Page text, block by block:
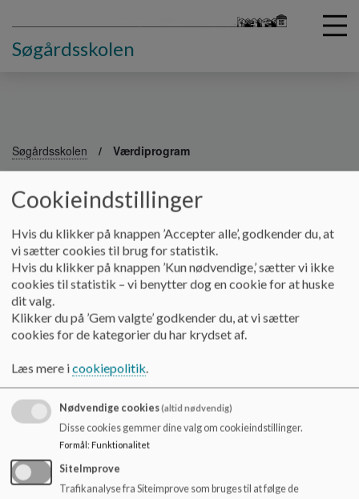
Søgårdsskolen
Søgårdsskolen Værdiprogram
Værdiprogram
Søgårdsskolens værdiprogram
Skolens værdiprogram bygger på fællesskab, respekt,
selvværd, trivsel, motivation og tryghed
Cookieindstillinger
Hvis du klikker på knappen ’Accepter alle’, godkender du, at
vi sætter cookies til brug for statistik.
Hvis du klikker på knappen ’Kun nødvendige,’ sætter vi ikke
cookies til statistik – vi benytter dog en cookie for at huske
dit valg.
Klikker du på ’Gem valgte’ godkender du, at vi sætter
cookies for de kategorier du har krydset af.
Læs mere icookiepolitik.
Nødvendige cookies(altid nødvendig)
Disse cookies gemmer dine valg om cookieindstillinger.
Formål: Funktionalitet
SiteImprove
Trafikanalyse fra Siteimprove som bruges til at følge de